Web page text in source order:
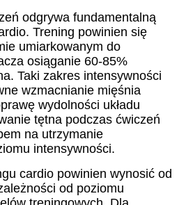
odgrywa fundamentalną
Trening powinien się
umiarkowanym do
osiąganie 60-85%
Taki zakres intensywności
wzmacnianie mięśnia
wydolności układu
tętna podczas ćwiczeń
na utrzymanie
intensywności.
cardio powinien wynosić od
od poziomu